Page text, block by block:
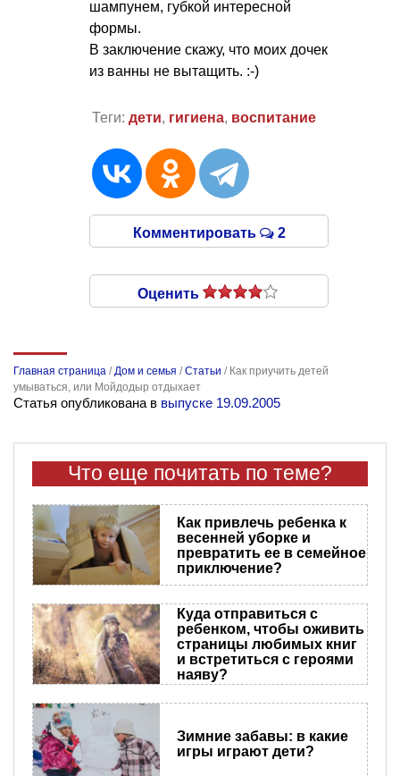
шампунем, губкой интересной
формы.
В заключение скажу, что моих дочек
из ванны не вытащить. :-)
Теги: дети, гигиена, воспитание
Комментировать 2
Оценить
Главная страница /Дом и семья /Статьи / Как приучить детей
умываться, или Мойдодыр отдыхает
Статья опубликована в выпуске 19.09.2005
Что еще почитать по теме?
Как привлечь ребенка к
весенней уборке и
превратить ее в семейное
приключение?
Куда отправиться с
ребенком, чтобы оживить
страницы любимых книг
и встретиться с героями
наяву?
Зимние забавы: в какие
игры играют дети?